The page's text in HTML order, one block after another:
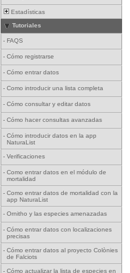
Estadísticas
Tutoriales
- FAQS
- Cómo registrarse
- Cómo entrar datos
- Como introducir una lista completa
- Cómo consultar y editar datos
- Cómo hacer consultas avanzadas
- Cómo introducir datos en la app
NaturaList
- Verificaciones
- Como entrar datos en el módulo de
mortalidad
- Como entrar datos de mortalidad con la
app NaturaList
- Ornitho y las especies amenazadas
- Cómo entrar datos con localizaciones
precisas
- Cómo entrar datos al proyecto Colònies
de Falciots
- Cómo actualizar la lista de especies en